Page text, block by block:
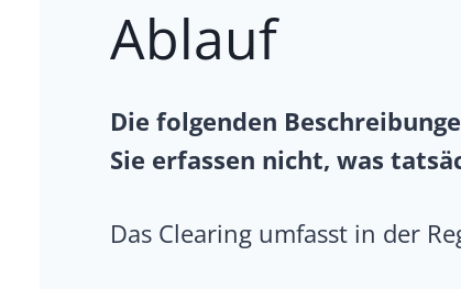
Ablauf
Die folgenden
Sie erfassen nicht, was
Das Clearing umfasst in der